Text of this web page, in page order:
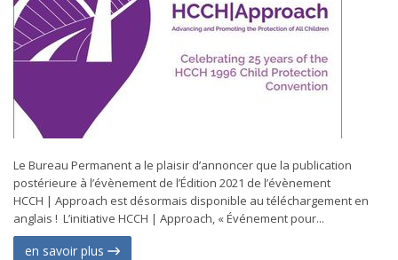
Le Bureau Permanent a le plaisir d’annoncer que la publication
postérieure à l’évènement de l’Édition 2021 de l’évènement
HCCH | Approach est désormais disponible au téléchargement en
anglais ! L’initiative HCCH | Approach, « Événement pour...
en savoir plus